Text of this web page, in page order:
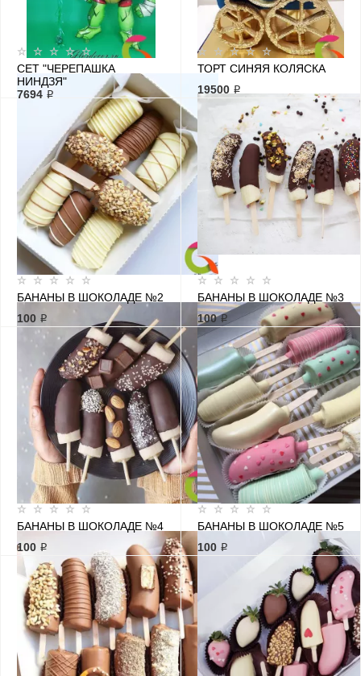
СЕТ "ЧЕРЕПАШКА
НИНДЗЯ"
7694 ₽
ТОРТ СИНЯЯ КОЛЯСКА
19500 ₽
БАНАНЫ В ШОКОЛАДЕ №2
100 ₽
БАНАНЫ В ШОКОЛАДЕ №3
100 ₽
БАНАНЫ В ШОКОЛАДЕ №4
100 ₽
БАНАНЫ В ШОКОЛАДЕ №5
100 ₽